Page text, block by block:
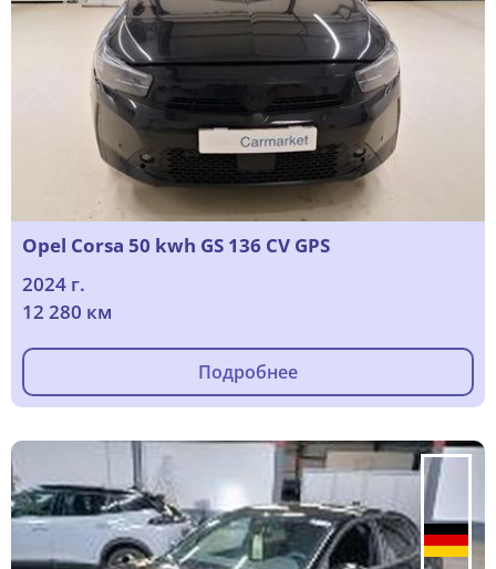
Opel Corsa 50 kwh GS 136 CV GPS
2024 г.
12 280 км
Подробнее